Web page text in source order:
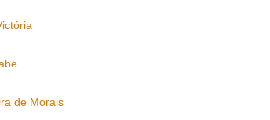
de Morais